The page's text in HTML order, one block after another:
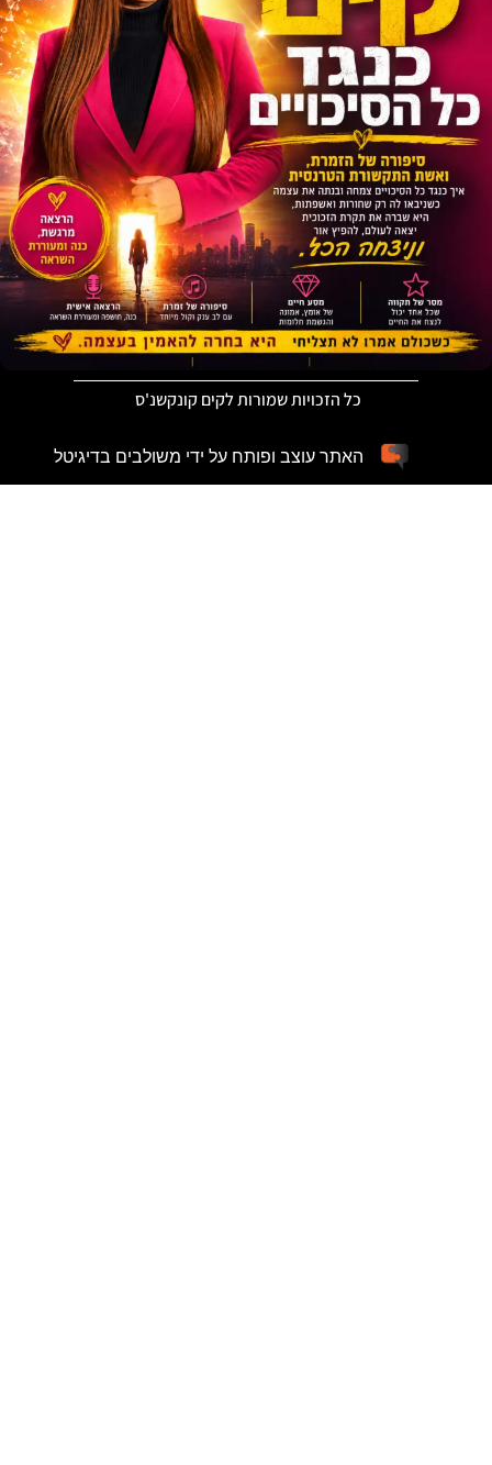
כל הזכויות שמורות לקים קונקשנ'ס
האתר עוצב ופותח על ידי משולבים בדיגיטל